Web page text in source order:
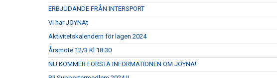
ERBJUDANDE FRÅN INTERSPORT
Vi har JOYNAt
Aktivitetskalendern för lagen 2024
Årsmöte 12/3 Kl 18:30
NU KOMMER FÖRSTA INFORMATIONEN OM JOYNA!